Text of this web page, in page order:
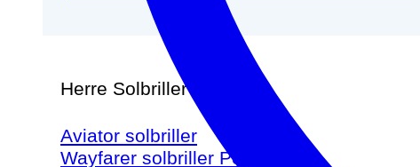
Herre Solbriller
Aviator solbriller
Wayfarer solbriller